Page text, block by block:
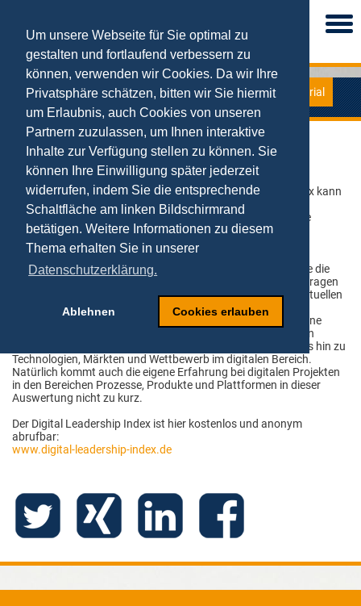
Um unsere Webseite für Sie optimal zu
gestalten und fortlaufend verbessern zu
können, verwenden wir Cookies. Da wir Ihre
Privatsphäre schätzen, bitten wir Sie hiermit
um Erlaubnis, auch Cookies von unseren
Partnern zuzulassen, um Ihnen interaktive
Inhalte zur Verfügung stellen zu können. Sie
können Ihre Einwilligung später jederzeit
widerrufen, indem Sie die entsprechende
Schaltfläche am linken Bildschirmrand
betätigen. Weitere Informationen zu diesem
Thema erhalten Sie in unserer
Datenschutzerklärung.
Ablehnen Cookies erlauben
Material
Der Digital Leadership Index
Sind Sie ein Digital Leader?
Finden Sie es heraus! Mit dem neuen Digital Leadership Index kann
man selbst testen, ob man schon fit genug ist für die
Unternehmensführung im digitalen Zeitalter. Das zugehörige
Management muss hierbei drei Dinge für die Digitale
Transformation der eigenen wirtschaftlichen Tätigkeit
berücksichtigen:
DasDigital Mindset(Wollen), die
(Können) sowie die
(Machen). Über einen Fragebogen mit 45 Fragen
aus diesen drei Bereichen kann man diesbezüglich seinen aktuellen
Stand und Positionierung im Vergleich zu anderen Index-
Teilnehmern anonym in Erfahrung bringen. Am Ende steht eine
Auswertung zum persönlichen Abschneiden in den Bereichen
digitale Proaktivität, Risiko-Bereitschaft und Innovativität bis hin zu
Technologien, Märkten und Wettbewerb im digitalen Bereich.
Natürlich kommt auch die eigene Erfahrung bei digitalen Projekten
in den Bereichen Prozesse, Produkte und Plattformen in dieser
Auswertung nicht zu kurz.
Der Digital Leadership Index ist hier kostenlos und anonym
abrufbar:
www.digital-leadership-index.de